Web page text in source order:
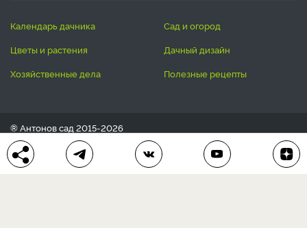
календарь дачника
сад и огород
цветы и растения
дачный дизайн
хозяйственные дела
полезные рецепты
® Антонов сад 2015-2026
Политика конфиденциальности
Пользовательское соглашение